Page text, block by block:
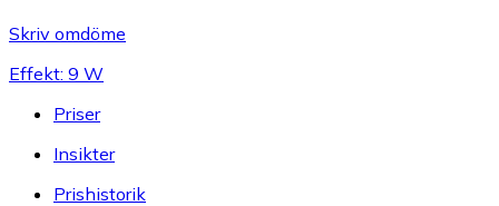
Skriv omdöme
Effekt: 9 W
Priser
Insikter
Prishistorik